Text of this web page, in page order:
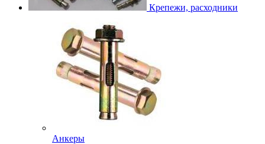
Крепежи, расходники
Анкеры